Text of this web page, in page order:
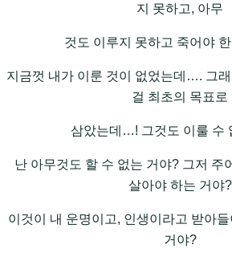
지 못하고, 아무
것도 이루지 못하고 죽어야
지금껏 내가 이룬 것이 없었는데…. 그
걸 최초의 목표로
삼았는데…! 그것도 이룰 수
난 아무것도 할 수 없는 거야? 그저 주
살아야 하는 거야?
이것이 내 운명이고, 인생이라고 받아
거야?